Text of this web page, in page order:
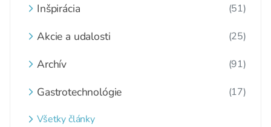
Inšpirácia (51)
Akcie a udalosti (25)
Archív (91)
Gastrotechnológie (17)
Všetky články